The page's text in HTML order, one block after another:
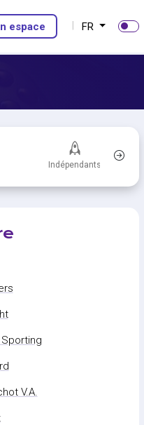
espace FR
Indépendants
V.A.